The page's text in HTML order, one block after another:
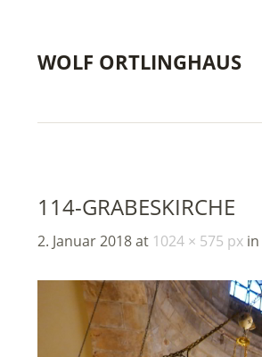
WOLF ORTLINGHAUS
114-GRABESKIRCHE
2. Januar 2018at 1024 × 575 px in